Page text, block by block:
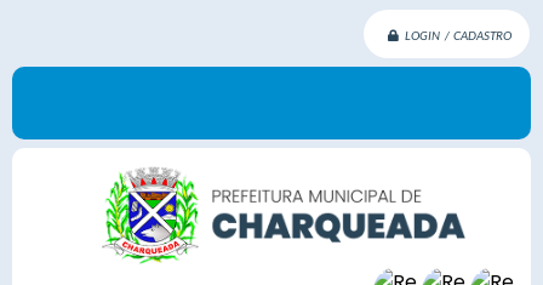
LOGIN / CADASTRO